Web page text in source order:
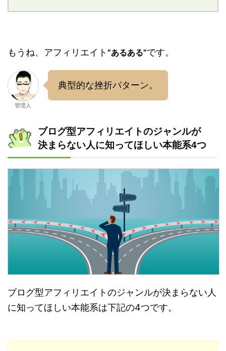
もうね、アフィリエイト ”あるある”です。
管理人
典型的な挫折パターン。
ブログ型アフィリエイトのジャンルが
決まらない人に知ってほしい本能系4つ
ブログ型アフィリエイトのジャンルが決まらない人
に知ってほしい本能系は下記の4つです。